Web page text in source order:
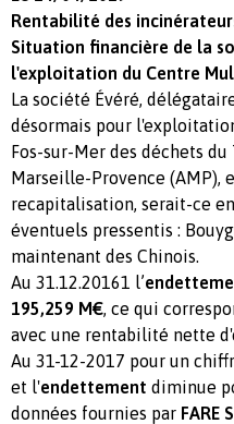
Rentabilité des
Situation financière de la
l'exploitation du Centre
La société Évéré,
désormais pour
Fos-sur-Mer des déchets
Marseille-Provence
recapitalisation, serait-ce
éventuels pressentis :
maintenant des Chinois.
Au 31.12.20161 l’
195,259 M€, ce qui
avec une rentabilité nette
Au 31-12-2017 pour un
et l'endettement diminue
données fournies par FARE